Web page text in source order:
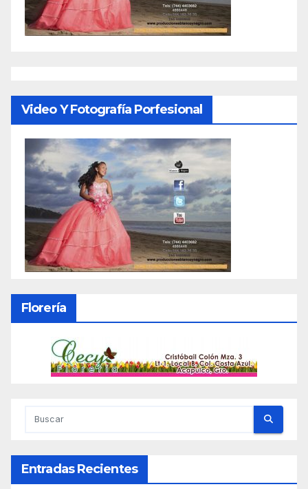
Video Y Fotografía Porfesional
Florería
Entradas Recientes